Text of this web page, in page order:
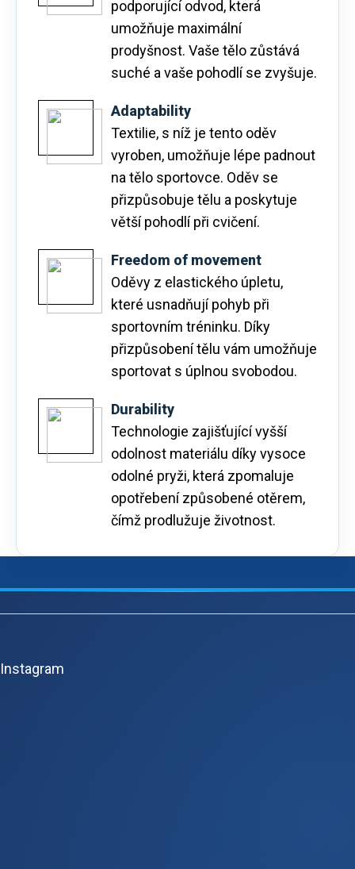
podporující odvod, která
umožňuje maximální
prodyšnost. Vaše tělo zůstává
suché a vaše pohodlí se zvyšuje.
Adaptability
Textilie, s níž je tento oděv
vyroben, umožňuje lépe padnout
na tělo sportovce. Oděv se
přizpůsobuje tělu a poskytuje
větší pohodlí při cvičení.
Freedom of movement
Oděvy z elastického úpletu,
které usnadňují pohyb při
sportovním tréninku. Díky
přizpůsobení tělu vám umožňuje
sportovat s úplnou svobodou.
Durability
Technologie zajišťující vyšší
odolnost materiálu díky vysoce
odolné pryži, která zpomaluje
opotřebení způsobené otěrem,
čímž prodlužuje životnost.
Z
Instagram